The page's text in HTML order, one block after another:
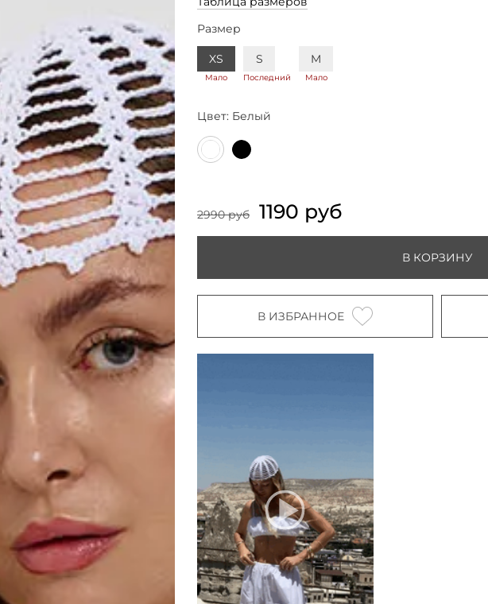
Размер
XS
Мало
S
Последний
M
Мало
Цвет: Белый
2990 руб 1190 руб
В КОРЗИНУ
В ИЗБРАННОЕ